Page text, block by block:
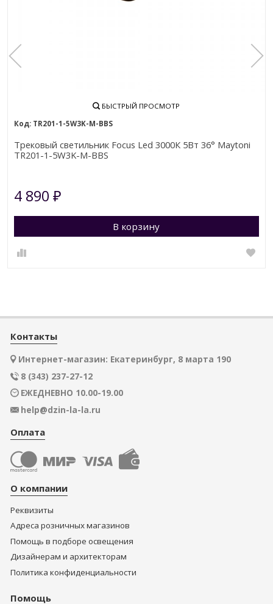
БЫСТРЫЙ ПРОСМОТР
TR201-1-5W3K-M-BBS
Трековый светильник Focus Led 3000К 5Вт 36° Maytoni
TR201-1-5W3K-M-BBS
4 890₽
В корзину
Контакты
Интернет-магазин: Екатеринбург, 8 марта 190
8 (343) 237-27-12
ЕЖЕДНЕВНО 10.00-19.00
help@dzin-la-la.ru
Оплата
О компании
Реквизиты
Адреса розничных магазинов
Помощь в подборе освещения
Дизайнерам и архитекторам
Политика конфиденциальности
Помощь